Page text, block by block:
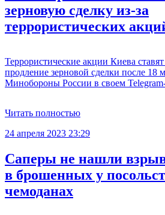
зерновую сделку из-за
террористических
Террористические акции Киева
продление зерновой сделки после 18
Минобороны России в своем
Читать полностью
24 апреля 2023 23:29
Саперы не нашли
в брошенных у
чемоданах